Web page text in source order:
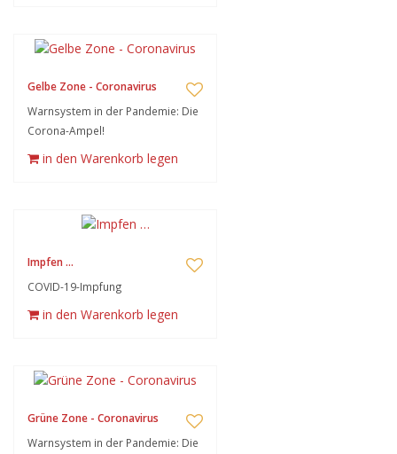
Gelbe Zone - Coronavirus
Warnsystem in der Pandemie: Die
Corona-Ampel!
in den Warenkorb legen
Impfen …
COVID-19-Impfung
in den Warenkorb legen
Grüne Zone - Coronavirus
Warnsystem in der Pandemie: Die